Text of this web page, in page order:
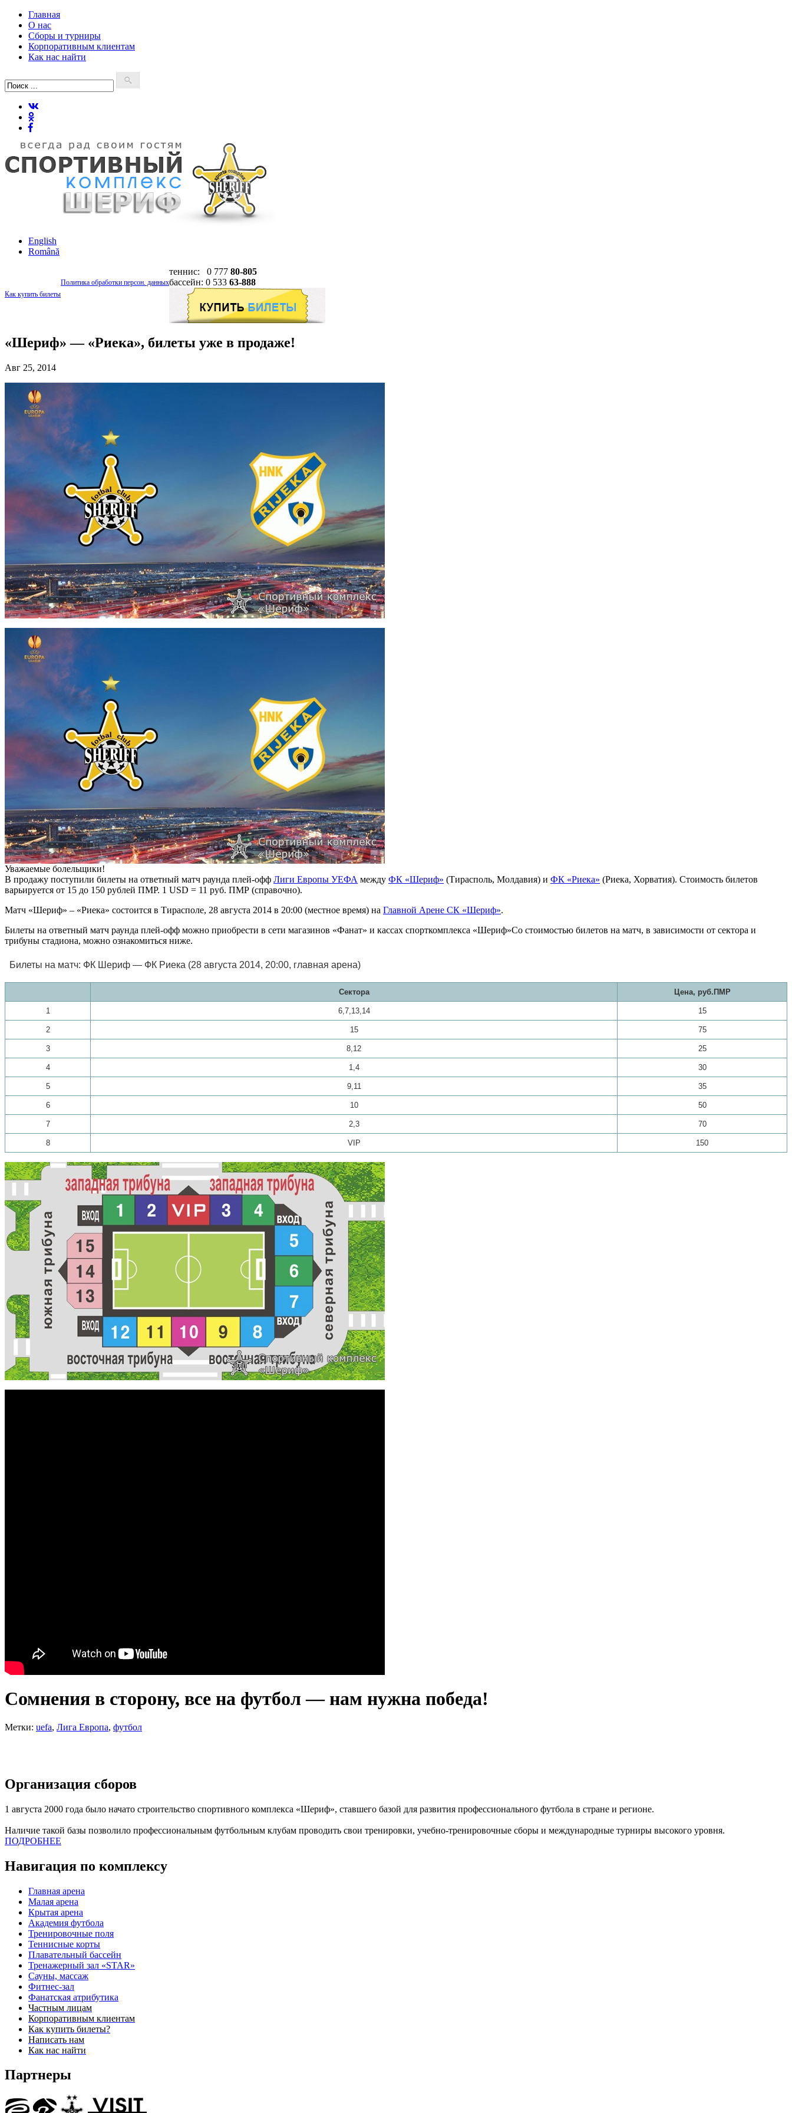
Главная
О нас
Сборы и турниры
Корпоративным клиентам
Как нас найти
English
Română
Политика обработки персон. данных
Как купить билеты
теннис: 0 777 80-805
бассейн: 0 533 63-888
«Шериф» — «Риека», билеты уже в продаже!
Авг 25, 2014
Уважаемые болельщики!
В продажу поступили билеты на ответный матч раунда плей-офф Лиги Европы УЕФА между ФК «Шериф» (Тирасполь, Молдавия) и ФК «Риека» (Риека, Хорватия). Стоимость билетов
варьируется от 15 до 150 рублей ПМР. 1 USD = 11 руб. ПМР (cправочно).
Матч «Шериф» – «Риека» состоится в Тирасполе, 28 августа 2014 в 20:00 (местное время) на Главной Арене СК «Шериф».
Билеты на ответный матч раунда плей-офф можно приобрести в сети магазинов «Фанат» и кассах спорткомплекса «Шериф»Со стоимостью билетов на матч, в зависимости от сектора и
трибуны стадиона, можно ознакомиться ниже.
Билеты на матч: ФК Шериф — ФК Риека (28 августа 2014, 20:00, главная арена)
Сектора Цена, руб.ПМР
1 6,7,13,14 15
2 15 75
3 8,12 25
4 1,4 30
5 9,11 35
6 10 50
7 2,3 70
8 VIP 150
Сомнения в сторону, все на футбол — нам нужна победа!
Метки: uefa, Лига Европа, футбол
Организация сборов
1 августа 2000 года было начато строительство спортивного комплекса «Шериф», ставшего базой для развития профессионального футбола в стране и регионе.
Наличие такой базы позволило профессиональным футбольным клубам проводить свои тренировки, учебно-тренировочные сборы и международные турниры высокого уровня.
ПОДРОБНЕЕ
Навигация по комплексу
Главная арена
Малая арена
Крытая арена
Академия футбола
Тренировочные поля
Теннисные корты
Плавательный бассейн
Тренажерный зал «STAR»
Сауны, массаж
Фитнес-зал
Фанатская атрибутика
Частным лицам
Корпоративным клиентам
Как купить билеты?
Написать нам
Как нас найти
Партнеры